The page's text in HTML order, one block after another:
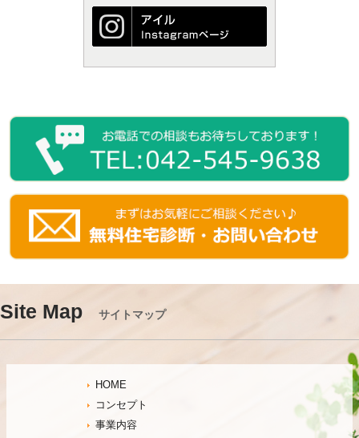
Site Map サイトマップ
HOME
コンセプト
事業内容